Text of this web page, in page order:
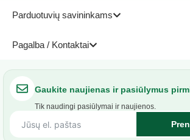
Parduotuvių savininkams
Pagalba / Kontaktai
Gaukite naujienas ir pasiūlymus
Tik naudingi pasiūlymai ir naujienos.